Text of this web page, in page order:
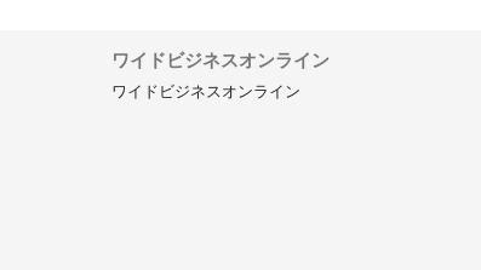
ワイドビジネスオンライン
ワイドビジネスオンライン